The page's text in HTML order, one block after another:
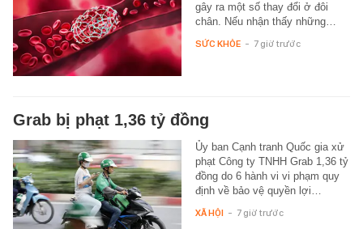
gây ra một số thay đổi ở đôi
chân. Nếu nhận thấy những…
SỨC KHỎE - 7 giờ trước
Grab bị phạt 1,36 tỷ đồng
Ủy ban Cạnh tranh Quốc gia xử
phạt Công ty TNHH Grab 1,36 tỷ
đồng do 6 hành vi vi phạm quy
định về bảo vệ quyền lợi…
XÃ HỘI - 7 giờ trước